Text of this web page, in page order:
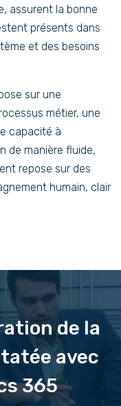
assurent la bonne
présents dans
et des besoins
sur une
métier, une
capacité à
de manière fluide,
repose sur des
humain, clair
de la
avec
365